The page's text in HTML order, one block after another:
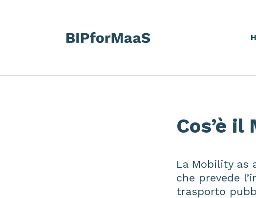
Cos’è il
La Mobility as
che prevede
trasporto